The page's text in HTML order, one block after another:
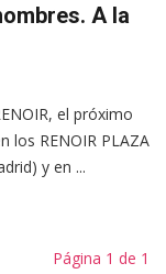
A la
el próximo
los RENOIR PLAZA
y en ...
Página 1 de 1